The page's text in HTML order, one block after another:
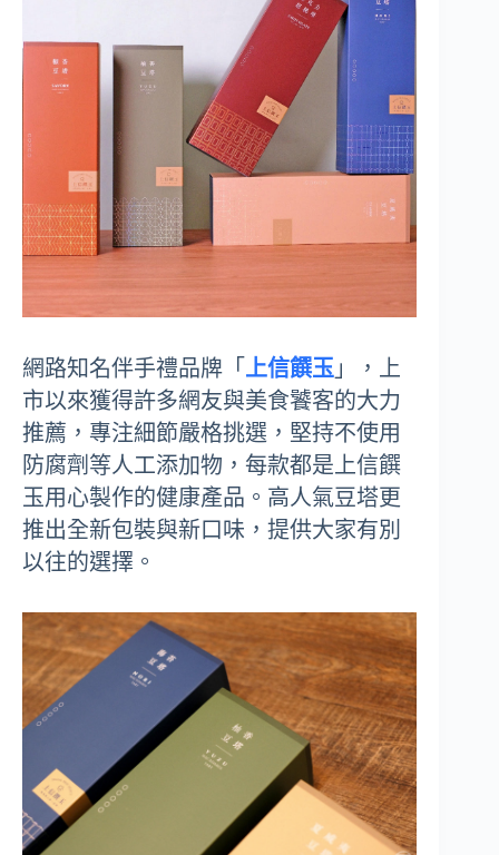
網路知名伴手禮品牌「 上信饌玉 」，上
市以來獲得許多網友與美食饕客的大力
推薦，專注細節嚴格挑選，堅持不使用
防腐劑等人工添加物，每款都是上信饌
玉用心製作的健康產品。高人氣豆塔更
推出全新包裝與新口味，提供大家有別
以往的選擇。